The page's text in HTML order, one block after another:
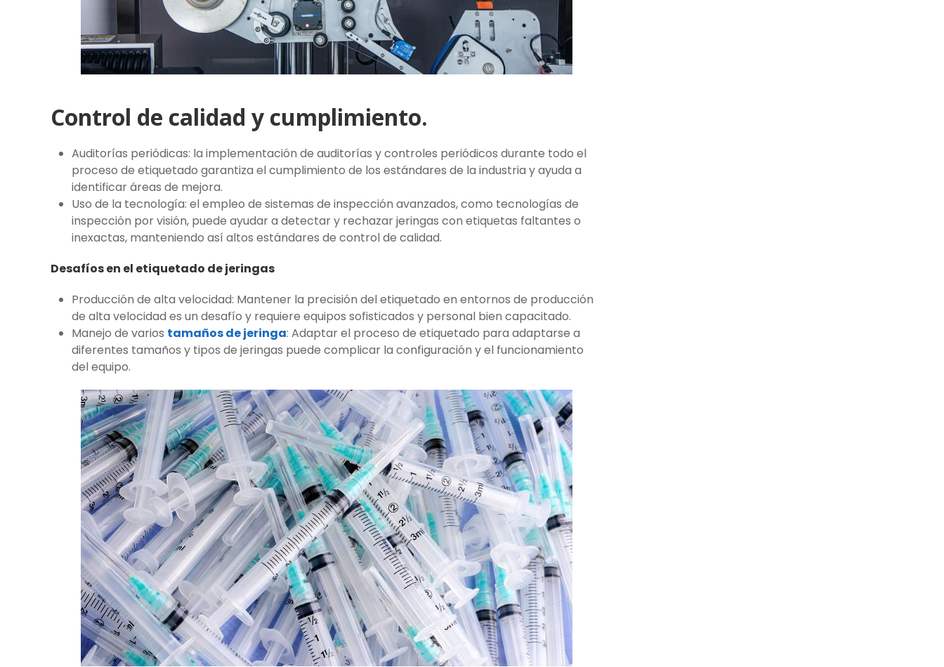
Control de calidad y cumplimiento.
Auditorías periódicas: la implementación de auditorías y controles periódicos durante todo el
proceso de etiquetado garantiza el cumplimiento de los estándares de la industria y ayuda a
identificar áreas de mejora.
Uso de la tecnología: el empleo de sistemas de inspección avanzados, como tecnologías de
inspección por visión, puede ayudar a detectar y rechazar jeringas con etiquetas faltantes o
inexactas, manteniendo así altos estándares de control de calidad.
Desafíos en el etiquetado de jeringas
Producción de alta velocidad: Mantener la precisión del etiquetado en entornos de producción
de alta velocidad es un desafío y requiere equipos sofisticados y personal bien capacitado.
Manejo de varios tamaños de jeringa: Adaptar el proceso de etiquetado para adaptarse a
diferentes tamaños y tipos de jeringas puede complicar la configuración y el funcionamiento
del equipo.